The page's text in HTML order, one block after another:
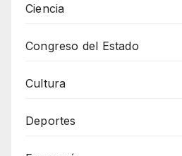
Ciencia
Congreso del Estado
Cultura
Deportes